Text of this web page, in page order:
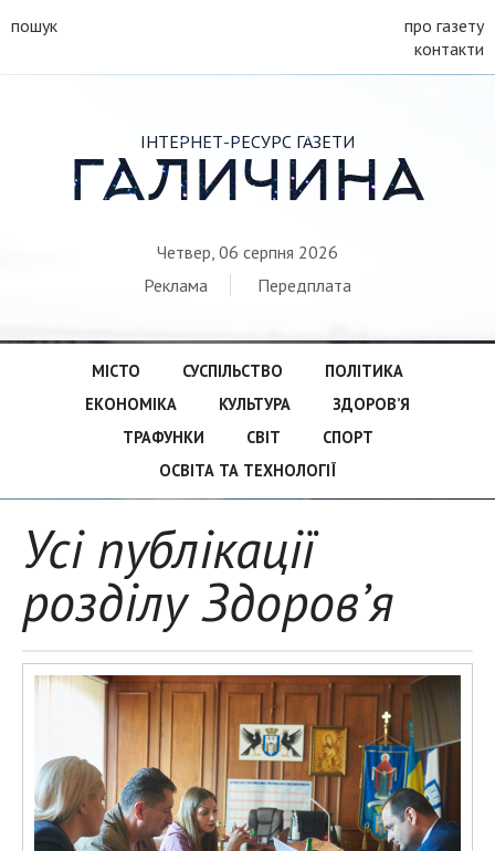
пошук
про газету
контакти
ІНТЕРНЕТ-РЕСУРС ГАЗЕТИ
ГАЛИЧИНА
Четвер, 06 серпня 2026
Реклама
Передплата
МІСТО СУСПІЛЬСТВО
ПОЛІТИКА
ЕКОНОМІКА
КУЛЬТУРА
ЗДОРОВ’Я
ТРАФУНКИ
СВІТ
СПОРТ
ОСВІТА ТА ТЕХНОЛОГІЇ
Усі публікації
розділу Здоров’я